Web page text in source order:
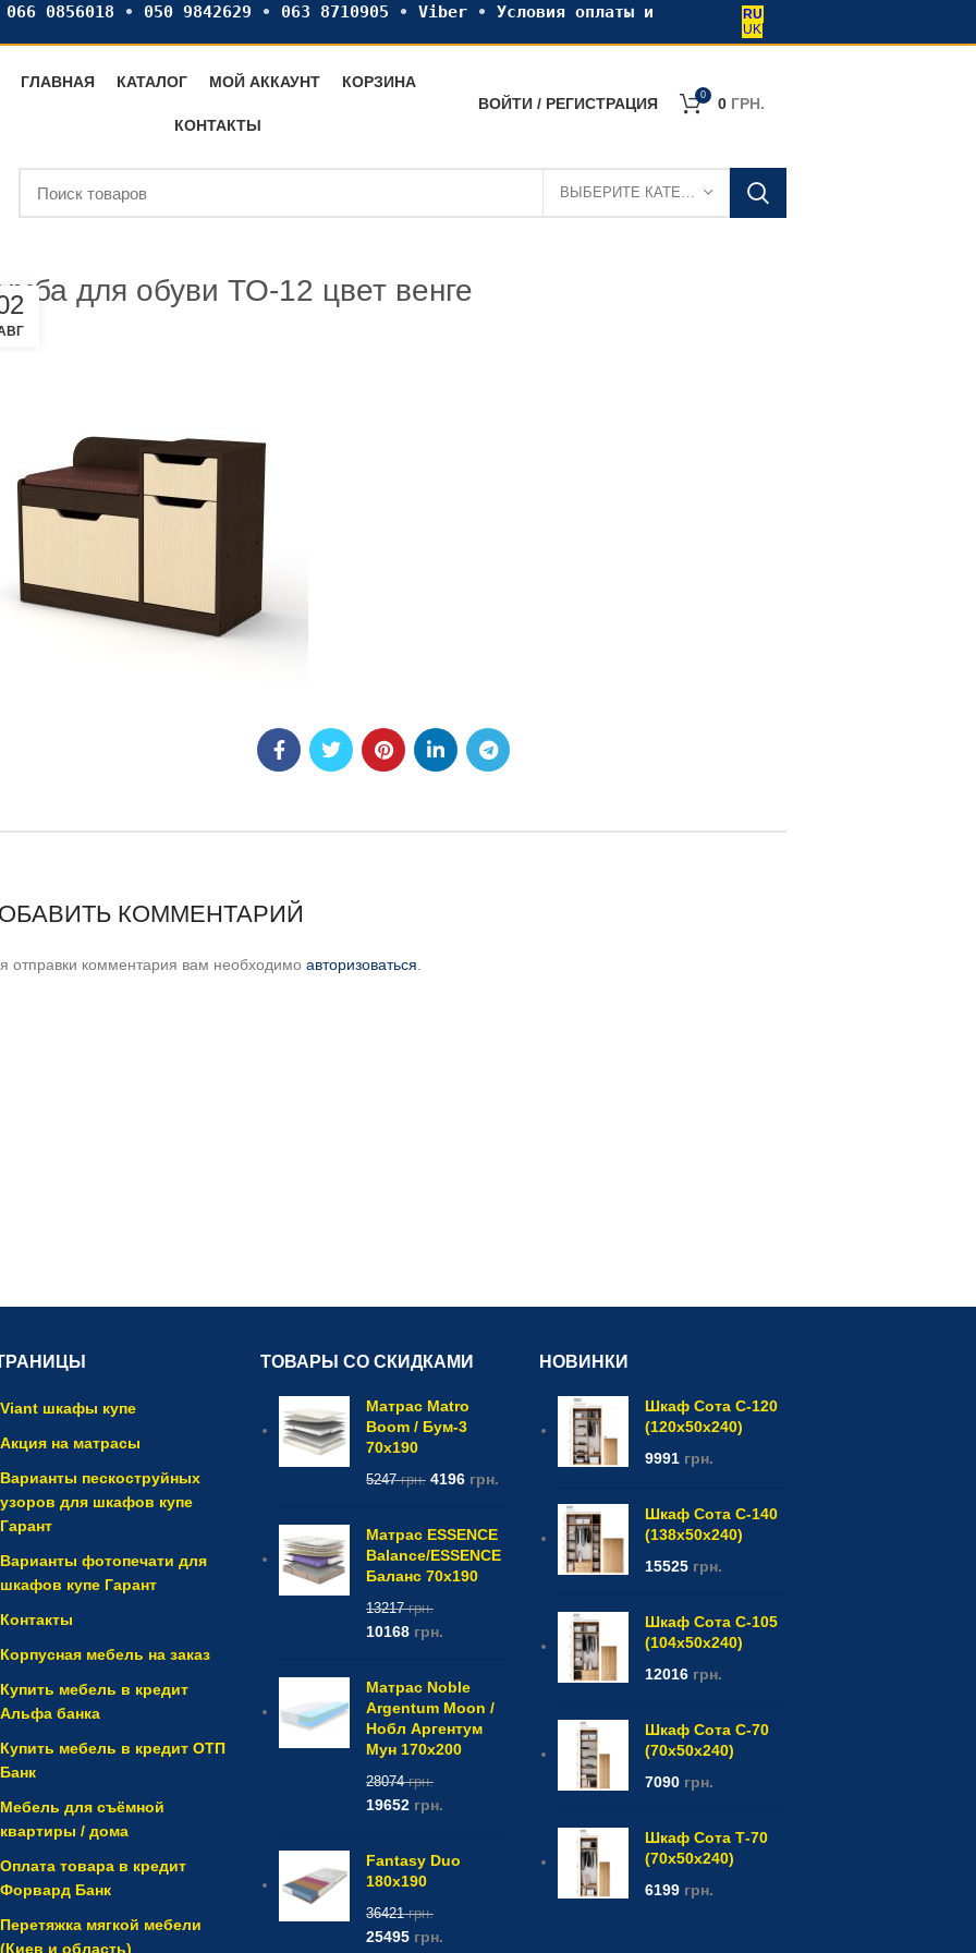
066 0856018 • 050 9842629 • 063 8710905 • Viber• Условия оплаты и
RU
UK
ГЛАВНАЯ КАТАЛОГ МОЙ АККАУНТ КОРЗИНА
КОНТАКТЫ
ВОЙТИ / РЕГИСТРАЦИЯ 0 0 ГРН.
ВЫБЕРИТЕ КАТЕГОРИЮ
для обуви ТО-12 цвет венге
КОММЕНТАРИЙ
отправки комментария вам необходимо авторизоваться
Viant шкафы купе
Акция на матрасы
Варианты пескоструйных
узоров для шкафов купе
Гарант
Варианты фотопечати для
шкафов купе Гарант
Контакты
Корпусная мебель на заказ
Купить мебель в кредит
Альфа банка
Купить мебель в кредит ОТП
Банк
Мебель для съёмной
квартиры / дома
Оплата товара в кредит
Форвард Банк
Перетяжка мягкой мебели
(Киев и область)
ТОВАРЫ СО СКИДКАМИ
Матрас Matro
Boom / Бум-3
70x190
5247грн. 4196 грн.
Матрас ESSENCE
Balance/ESSENCE
Баланс 70x190
13217грн.
10168 грн.
Матрас Noble
Argentum Moon /
Нобл Аргентум
Мун 170x200
28074грн.
19652 грн.
Fantasy Duo
180x190
36421грн.
25495 грн.
НОВИНКИ
Шкаф Сота С-120
(120x50x240)
9991 грн.
Шкаф Сота С-140
(138x50x240)
15525 грн.
Шкаф Сота С-105
(104x50x240)
12016 грн.
Шкаф Сота С-70
(70x50x240)
7090 грн.
Шкаф Сота Т-70
(70x50x240)
6199 грн.